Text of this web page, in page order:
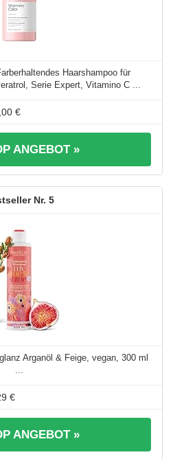
Haarshampoo für
Serie Expert, Vitamino C ...
€
ANGEBOT »
5
Arganöl & Feige, vegan, 300 ml
...
€
ANGEBOT »